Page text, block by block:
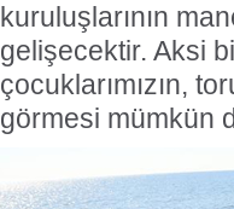
kuruluşlarının
gelişecektir. Aksi
çocuklarımızın,
görmesi mümkün